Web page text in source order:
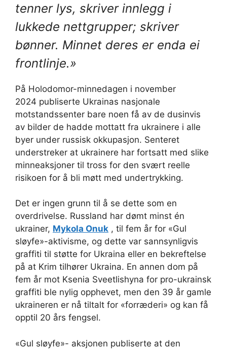
tenner lys, skriver innlegg i
lukkede nettgrupper; skriver
bønner. Minnet deres er enda ei
frontlinje.»
På Holodomor-minnedagen i november
2024 publiserte Ukrainas nasjonale
motstandssenter bare noen få av de dusinvis
av bilder de hadde mottatt fra ukrainere i alle
byer under russisk okkupasjon. Senteret
understreker at ukrainere har fortsatt med slike
minneaksjoner til tross for den svært reelle
risikoen for å bli møtt med undertrykking.
Det er ingen grunn til å se dette som en
overdrivelse. Russland har dømt minst én
ukrainer, Mykola Onuk , til fem år for «Gul
sløyfe»-aktivisme, og dette var sannsynligvis
graffiti til støtte for Ukraina eller en bekreftelse
på at Krim tilhører Ukraina. En annen dom på
fem år mot Ksenia Sveetlishyna for pro-ukrainsk
graffiti ble nylig opphevet, men den 39 år gamle
ukraineren er nå tiltalt for «forræderi» og kan få
opptil 20 års fengsel.
«Gul sløyfe»- aksjonen publiserte at den